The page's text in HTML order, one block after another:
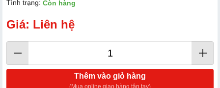
Tình trạng: Còn hàng
Giá: Liên hệ
Thêm vào giỏ hàng
(Mua online giao hàng tận tay)